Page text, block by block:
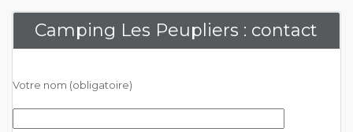
Camping Les Peupliers : contact
Votre nom (obligatoire)